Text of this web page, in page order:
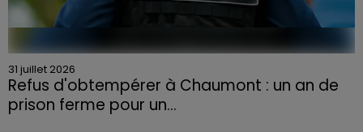
31 juillet 2026
Refus d'obtempérer à Chaumont : un an de
prison ferme pour un...